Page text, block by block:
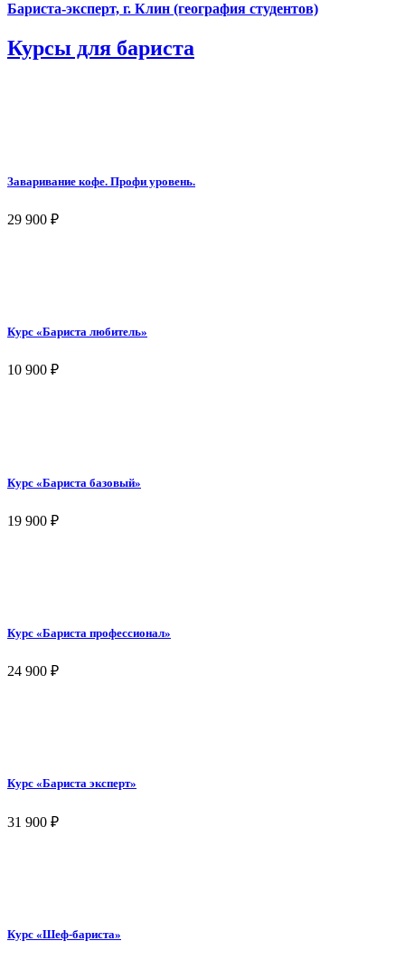
Бариста-эксперт, г. Клин (география студентов)
Курсы для бариста
Заваривание кофе. Профи уровень.
29 900 ₽
Курс «Бариста любитель»
10 900 ₽
Курс «Бариста базовый»
19 900 ₽
Курс «Бариста профессионал»
24 900 ₽
Курс «Бариста эксперт»
31 900 ₽
Курс «Шеф-бариста»